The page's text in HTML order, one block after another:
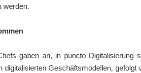
werden.
gaben an, in puncto Digitalisierung
Geschäftsmodellen, gefolgt